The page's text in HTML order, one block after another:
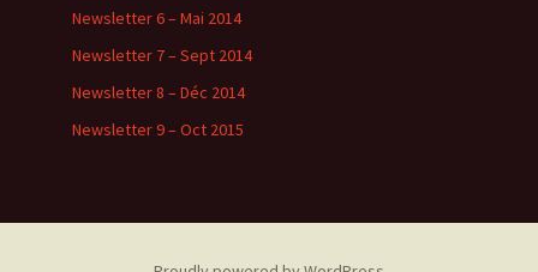
Newsletter 6 – Mai 2014
Newsletter 7 – Sept 2014
Newsletter 8 – Déc 2014
Newsletter 9 – Oct 2015